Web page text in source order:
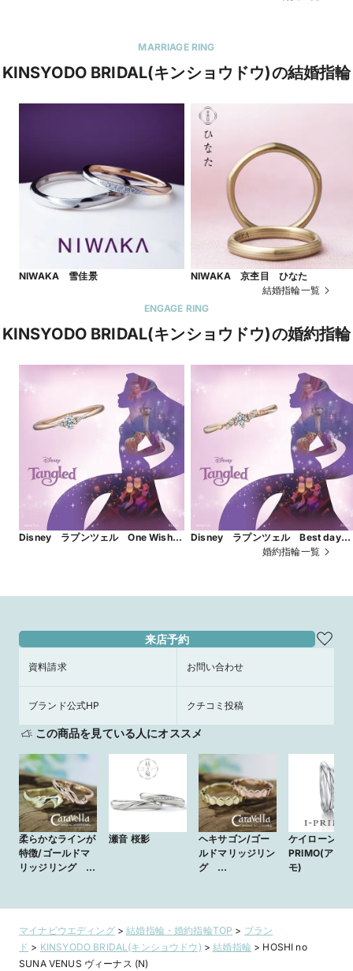
MARRIAGE RING
KINSYODO BRIDAL(キンショウドウ)の結婚指輪
NIWAKA 雪佳景
NIWAKA 京杢目 ひなた
結婚指輪一覧
ENGAGE RING
KINSYODO BRIDAL(キンショウドウ)の婚約指輪
Disney ラプンツェル One Wish
Disney ラプンツェル Best day
Ever ～史上最高の日～
婚約指輪一覧
来店予約
資料請求 お問い合わせ
ブランド公式HP クチコミ投稿
この商品を見ている人にオススメ
柔らかなラインが
特徴/ゴールドマ
リッジリング
0pg
瀬音 桜影
ヘキサゴン/ゴー
ルドマリッジリン
グ
ケイローン／I-
PRIMO(アイ
モ)
マイナビウエディング>結婚指輪・婚約指輪TOP > ブラン
ド > KINSYODO BRIDAL(キンショウドウ) >結婚指輪 > HOSHI no
SUNA VENUS ヴィーナス (N)